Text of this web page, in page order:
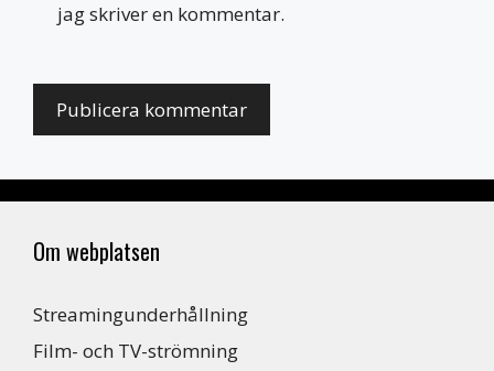
jag skriver en kommentar.
Om webplatsen
Streamingunderhållning
Film- och TV-strömning